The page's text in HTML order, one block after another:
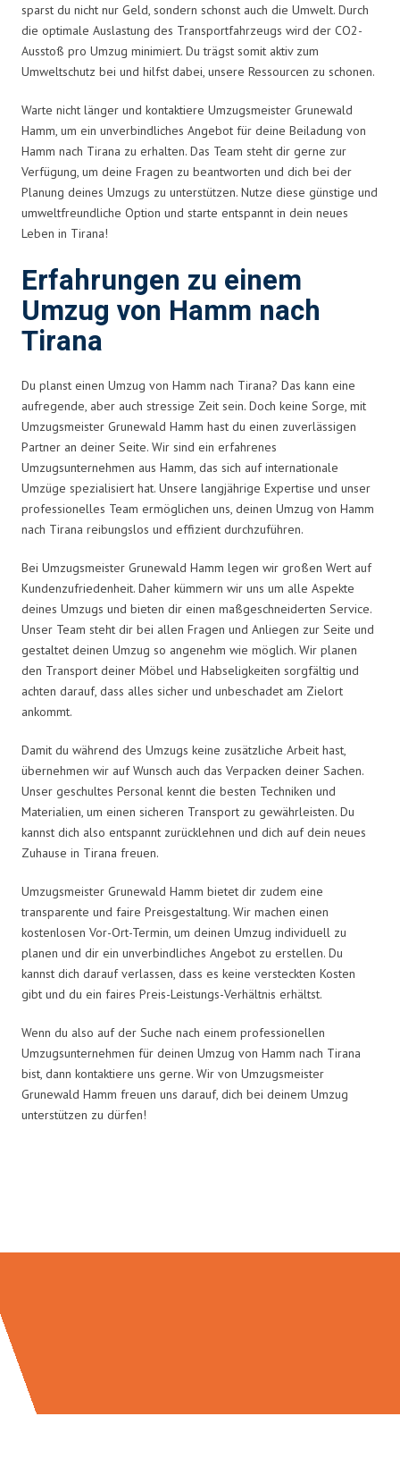
sparst du nicht nur Geld, sondern schonst auch die Umwelt. Durch
die optimale Auslastung des Transportfahrzeugs wird der CO2-
Ausstoß pro Umzug minimiert. Du trägst somit aktiv zum
Umweltschutz bei und hilfst dabei, unsere Ressourcen zu schonen.
Warte nicht länger und kontaktiere Umzugsmeister Grunewald
Hamm, um ein unverbindliches Angebot für deine Beiladung von
Hamm nach Tirana zu erhalten. Das Team steht dir gerne zur
Verfügung, um deine Fragen zu beantworten und dich bei der
Planung deines Umzugs zu unterstützen. Nutze diese günstige und
umweltfreundliche Option und starte entspannt in dein neues
Leben in Tirana!
Erfahrungen zu einem
Umzug von Hamm nach
Tirana
Du planst einen Umzug von Hamm nach Tirana? Das kann eine
aufregende, aber auch stressige Zeit sein. Doch keine Sorge, mit
Umzugsmeister Grunewald Hamm hast du einen zuverlässigen
Partner an deiner Seite. Wir sind ein erfahrenes
Umzugsunternehmen aus Hamm, das sich auf internationale
Umzüge spezialisiert hat. Unsere langjährige Expertise und unser
professionelles Team ermöglichen uns, deinen Umzug von Hamm
nach Tirana reibungslos und effizient durchzuführen.
Bei Umzugsmeister Grunewald Hamm legen wir großen Wert auf
Kundenzufriedenheit. Daher kümmern wir uns um alle Aspekte
deines Umzugs und bieten dir einen maßgeschneiderten Service.
Unser Team steht dir bei allen Fragen und Anliegen zur Seite und
gestaltet deinen Umzug so angenehm wie möglich. Wir planen
den Transport deiner Möbel und Habseligkeiten sorgfältig und
achten darauf, dass alles sicher und unbeschadet am Zielort
ankommt.
Damit du während des Umzugs keine zusätzliche Arbeit hast,
übernehmen wir auf Wunsch auch das Verpacken deiner Sachen.
Unser geschultes Personal kennt die besten Techniken und
Materialien, um einen sicheren Transport zu gewährleisten. Du
kannst dich also entspannt zurücklehnen und dich auf dein neues
Zuhause in Tirana freuen.
Umzugsmeister Grunewald Hamm bietet dir zudem eine
transparente und faire Preisgestaltung. Wir machen einen
kostenlosen Vor-Ort-Termin, um deinen Umzug individuell zu
planen und dir ein unverbindliches Angebot zu erstellen. Du
kannst dich darauf verlassen, dass es keine versteckten Kosten
gibt und du ein faires Preis-Leistungs-Verhältnis erhältst.
Wenn du also auf der Suche nach einem professionellen
Umzugsunternehmen für deinen Umzug von Hamm nach Tirana
bist, dann kontaktiere uns gerne. Wir von Umzugsmeister
Grunewald Hamm freuen uns darauf, dich bei deinem Umzug
unterstützen zu dürfen!